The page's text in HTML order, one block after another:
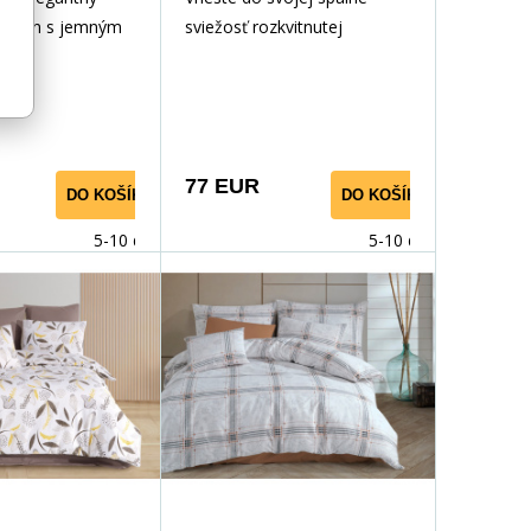
s jemným
ktoré sa
vzhľad.
jemnými
prvkami,
sú jemne
bielemu
obliečkam
a štýlový
pre elegantnú
DO KOŠÍKA
5-10 dnů
sviežosť rozkvitnutej
a žltej. Jemný a vzdušný
dizajn pôsobí romanticky,
zároveň však moderne a
ideálne pre všetkých, ktorí
chcú zaspávať v náručí
prírody a prebúdzať sa do
rozkvitnutého rána. Vďaka
decentnému, ale výraznému
kvetinovému vzoru sa stane
krásnou dominantou každej
77 EUR DO KOŠÍKA
5-10 dnů